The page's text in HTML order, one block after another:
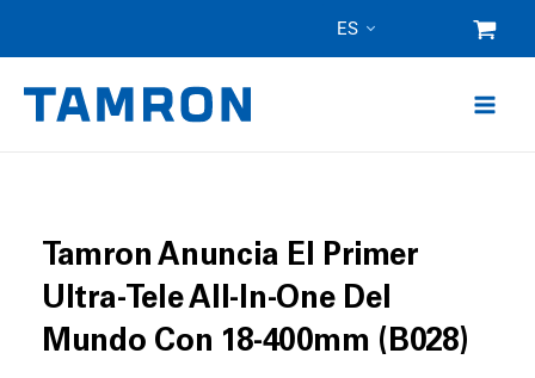
contenido
ES
Tamron Anuncia El Primer
Ultra-Tele All-In-One Del
Mundo Con 18-400mm (B028)